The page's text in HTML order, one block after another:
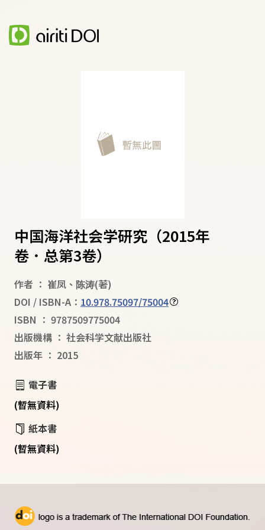
中国海洋社会学研究（2015年
卷．总第3卷）
作者 ： 崔凤 、 陈涛(著)
DOI / ISBN-A： 10.978.75097/75004
ISBN ： 9787509775004
出版機構 ： 社会科学文献出版社
出版年 ： 2015
電子書
(暫無資料)
紙本書
(暫無資料)